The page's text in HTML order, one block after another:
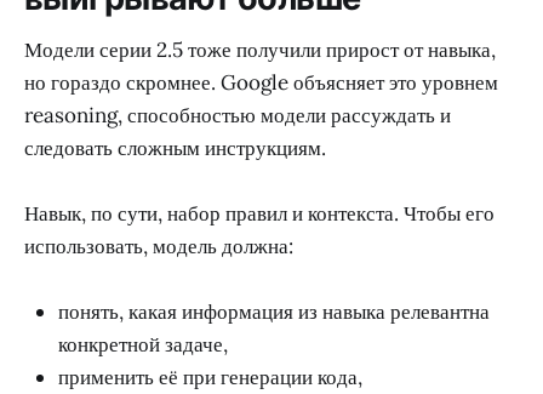
Модели серии 2.5 тоже получили прирост от навыка,
но гораздо скромнее. Google объясняет это уровнем
reasoning, способностью модели рассуждать и
следовать сложным инструкциям.
Навык, по сути, набор правил и контекста. Чтобы его
использовать, модель должна:
понять, какая информация из навыка релевантна
конкретной задаче,
применить её при генерации кода,